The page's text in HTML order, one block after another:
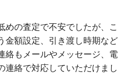
めの査定で不安でしたが、こ
金額設定、引き渡し時期など
絡もメールやメッセージ、電
連絡で対応していただけまし